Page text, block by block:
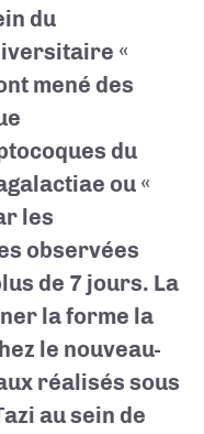
du
«
mené des
du
ou «
les
observées
de 7 jours. La
la forme la
le nouveau-
réalisés sous
au sein de